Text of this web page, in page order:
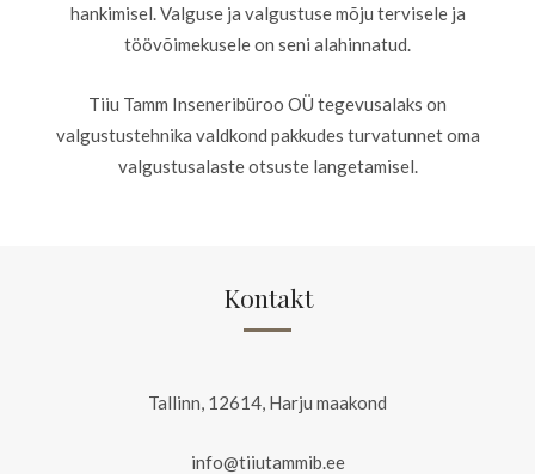
hankimisel. Valguse ja valgustuse mõju tervisele ja
töövõimekusele on seni alahinnatud.
Tiiu Tamm Inseneribüroo OÜ tegevusalaks on
valgustustehnika valdkond pakkudes turvatunnet oma
valgustusalaste otsuste langetamisel.
Kontakt
Tallinn, 12614, Harju maakond
info@tiiutammib.ee